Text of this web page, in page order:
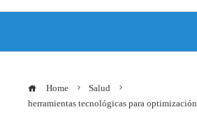
Home
Salud
herramientas tecnológicas para optimización